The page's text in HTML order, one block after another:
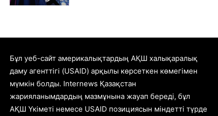
Бұл уеб-сайт америкалықтардың АҚШ халықаралық
даму агенттігі (USAID) арқылы көрсеткен көмегімен
мүмкін болды. Internews Қазақстан
жарияланымдардың мазмұнына жауап береді, бұл
АҚШ Үкіметі немесе USAID позициясын міндетті түрде